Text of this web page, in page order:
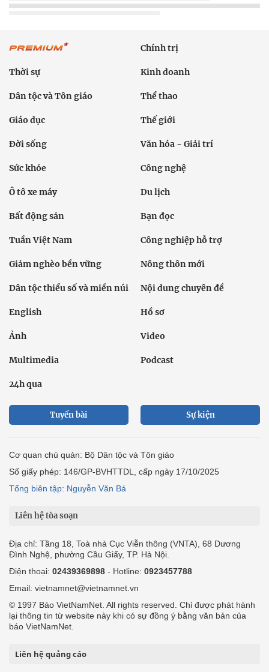
Chính trị
Thời sự Kinh doanh
Dân tộc và Tôn giáo Thể thao
Giáo dục Thế giới
Đời sống Văn hóa - Giải trí
Sức khỏe Công nghệ
Ô tô xe máy Du lịch
Bất động sản Bạn đọc
Tuần Việt Nam Công nghiệp hỗ trợ
Giảm nghèo bền vững Nông thôn mới
Dân tộc thiểu số và miền núi Nội dung chuyên đề
English Hồ sơ
Ảnh Video
Multimedia Podcast
24h qua
Tuyến bài Sự kiện
Cơ quan chủ quản: Bộ Dân tộc và Tôn giáo
Số giấy phép: 146/GP-BVHTTDL, cấp ngày 17/10/2025
Tổng biên tập: Nguyễn Văn Bá
Liên hệ tòa soạn
Địa chỉ: Tầng 18, Toà nhà Cục Viễn thông (VNTA), 68 Dương
Đình Nghệ, phường Cầu Giấy, TP. Hà Nội.
Điện thoại: 02439369898 - Hotline: 0923457788
Email: vietnamnet@vietnamnet.vn
© 1997 Báo VietNamNet. All rights reserved. Chỉ được phát hành
lại thông tin từ website này khi có sự đồng ý bằng văn bản của
báo VietNamNet.
Liên hệ quảng cáo